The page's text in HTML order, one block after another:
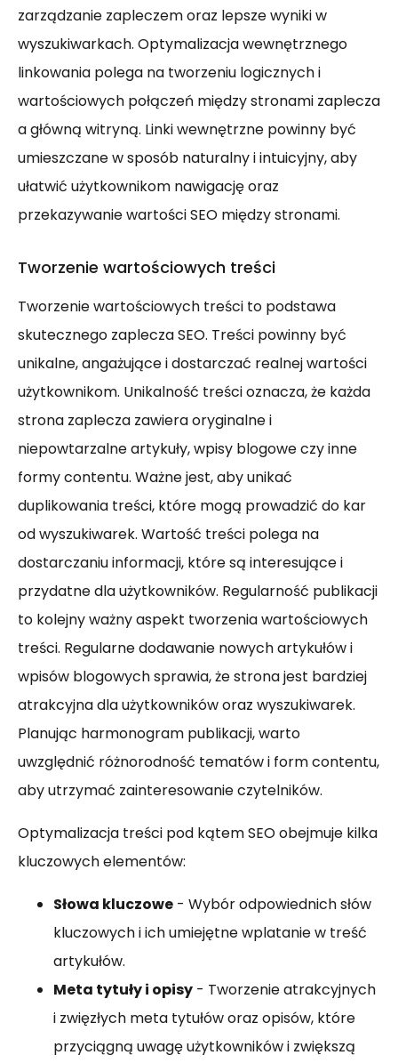
zarządzanie zapleczem oraz lepsze wyniki w
wyszukiwarkach. Optymalizacja wewnętrznego
linkowania polega na tworzeniu logicznych i
wartościowych połączeń między stronami zaplecza
a główną witryną. Linki wewnętrzne powinny być
umieszczane w sposób naturalny i intuicyjny, aby
ułatwić użytkownikom nawigację oraz
przekazywanie wartości SEO między stronami.
Tworzenie wartościowych treści
Tworzenie wartościowych treści to podstawa
skutecznego zaplecza SEO. Treści powinny być
unikalne, angażujące i dostarczać realnej wartości
użytkownikom. Unikalność treści oznacza, że każda
strona zaplecza zawiera oryginalne i
niepowtarzalne artykuły, wpisy blogowe czy inne
formy contentu. Ważne jest, aby unikać
duplikowania treści, które mogą prowadzić do kar
od wyszukiwarek. Wartość treści polega na
dostarczaniu informacji, które są interesujące i
przydatne dla użytkowników. Regularność publikacji
to kolejny ważny aspekt tworzenia wartościowych
treści. Regularne dodawanie nowych artykułów i
wpisów blogowych sprawia, że strona jest bardziej
atrakcyjna dla użytkowników oraz wyszukiwarek.
Planując harmonogram publikacji, warto
uwzględnić różnorodność tematów i form contentu,
aby utrzymać zainteresowanie czytelników.
Optymalizacja treści pod kątem SEO obejmuje kilka
kluczowych elementów:
Słowa kluczowe - Wybór odpowiednich słów
kluczowych i ich umiejętne wplatanie w treść
artykułów.
Meta tytuły i opisy - Tworzenie atrakcyjnych
i zwięzłych meta tytułów oraz opisów, które
przyciągną uwagę użytkowników i zwiększą